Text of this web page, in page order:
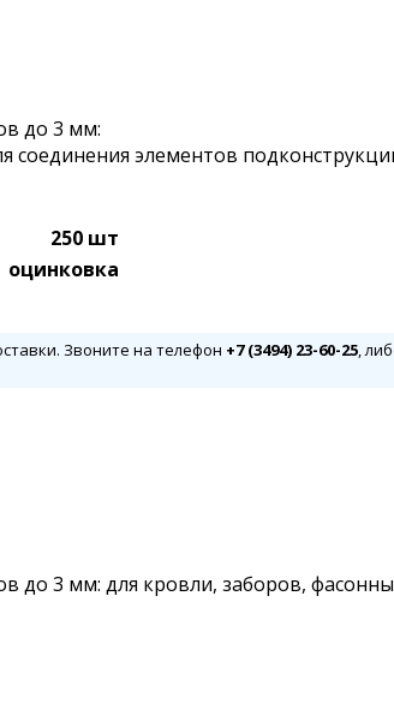
до 3 мм:
соединения элементов
250 шт
оцинковка
Звоните на телефон +7 (3494) 23-60-25,
до 3 мм: для кровли, заборов,